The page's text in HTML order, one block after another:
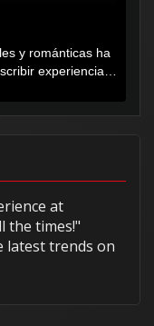
y románticas ha
experiencias
at
the times!"
latest trends on